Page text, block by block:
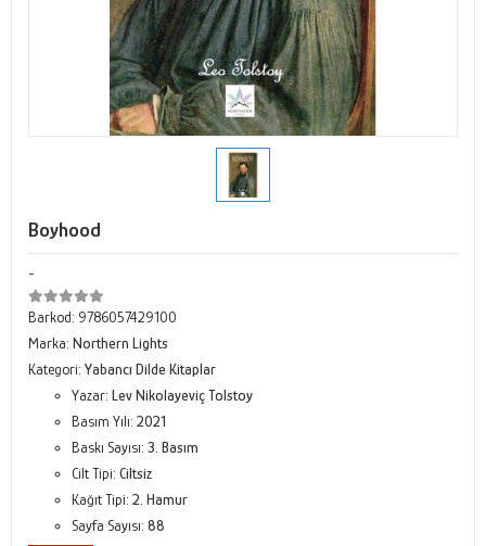
Boyhood
-
Barkod: 9786057429100
Marka: Northern Lights
Kategori: Yabancı Dilde Kitaplar
Yazar: Lev Nikolayeviç Tolstoy
Basım Yılı: 2021
Baskı Sayısı: 3. Basım
Cilt Tipi: Ciltsiz
Kağıt Tipi: 2. Hamur
Sayfa Sayısı: 88